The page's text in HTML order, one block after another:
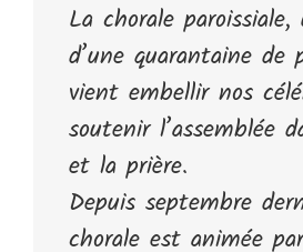
La chorale
d’une quarantaine de
vient embellir nos
soutenir l’assemblée
et la prière.
Depuis septembre
chorale est animée